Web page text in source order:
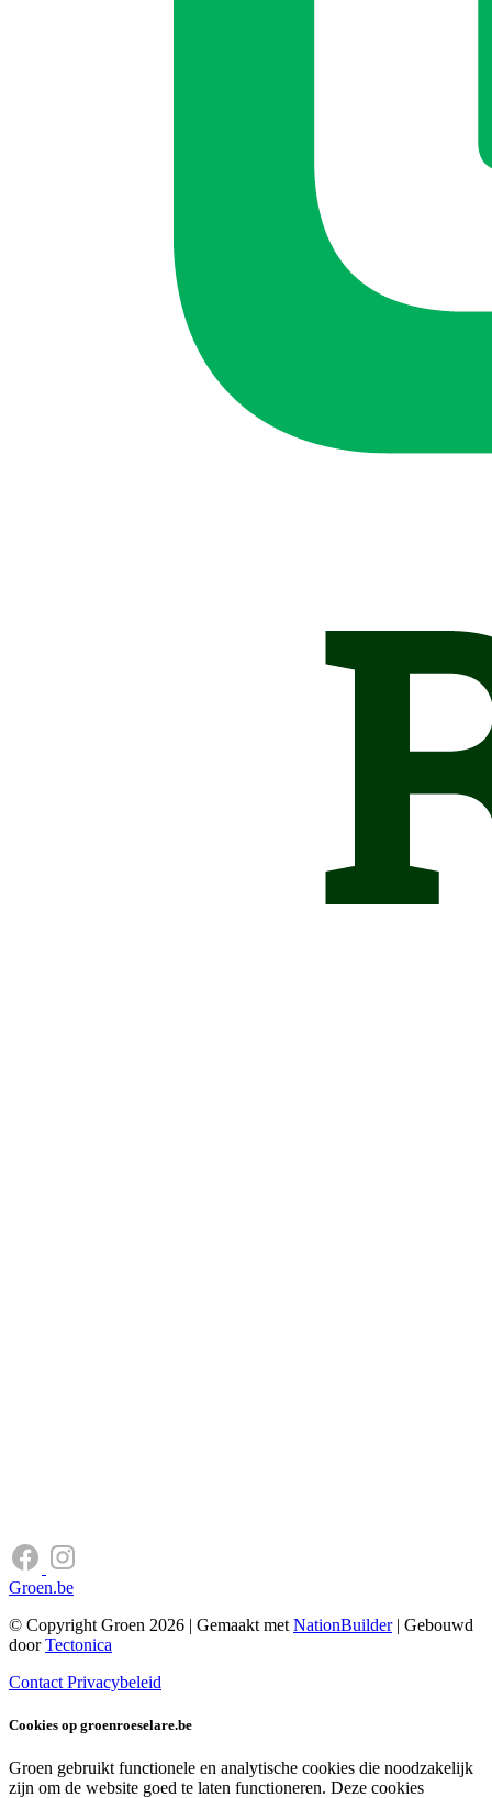
Groen.be
© Copyright Groen 2026 | Gemaakt met NationBuilder| Gebouwd
doorTectonica
Contact Privacybeleid
Cookies op groenroeselare.be
Groen gebruikt functionele en analytische cookies die noodzakelijk
zijn om de website goed te laten functioneren. Deze cookies